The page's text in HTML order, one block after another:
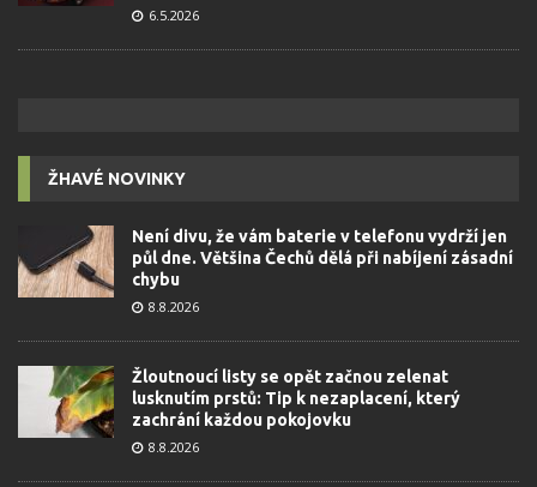
6.5.2026
ŽHAVÉ NOVINKY
Není divu, že vám baterie v telefonu vydrží jen
půl dne. Většina Čechů dělá při nabíjení zásadní
chybu
8.8.2026
Žloutnoucí listy se opět začnou zelenat
lusknutím prstů: Tip k nezaplacení, který
zachrání každou pokojovku
8.8.2026